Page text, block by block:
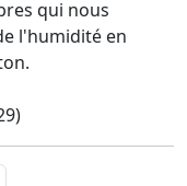
qui nous
l'humidité en